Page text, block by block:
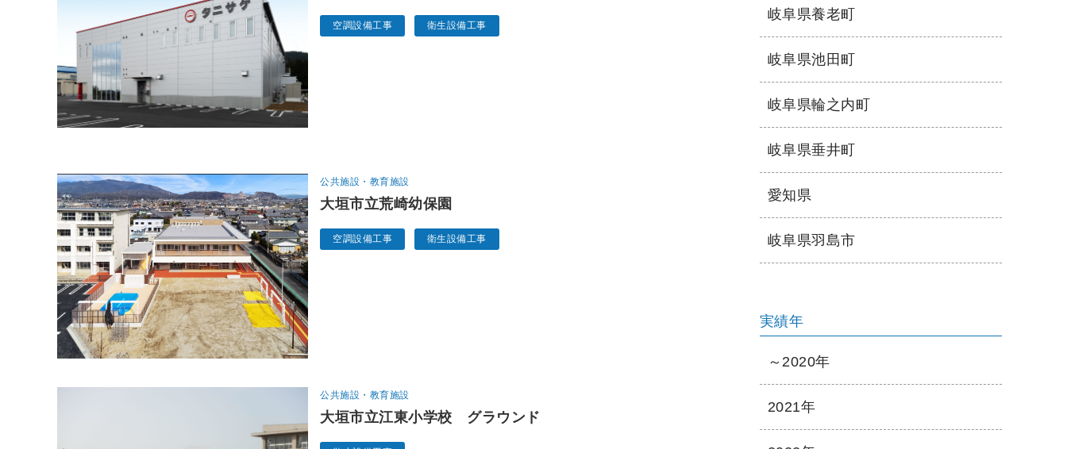
空調設備工事 衛生設備工事
公共施設 ・ 教育施設
大垣市立荒崎幼保園
空調設備工事 衛生設備工事
公共施設 ・ 教育施設
大垣市立江東小学校 グラウンド
岐阜県養老町
岐阜県池田町
岐阜県輪之内町
岐阜県垂井町
愛知県
岐阜県羽島市
実績年
～2020年
2021年